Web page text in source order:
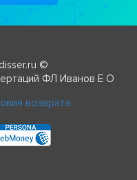
©
ФЛ Иванов Е О
возврата